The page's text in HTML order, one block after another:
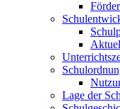
Lage der